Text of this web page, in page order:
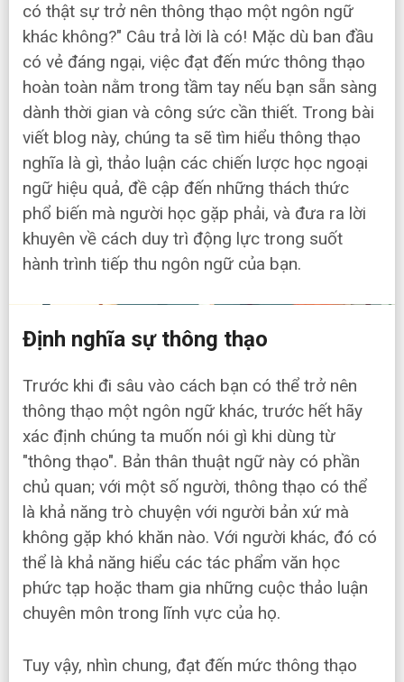
có thật sự trở nên thông thạo một ngôn ngữ
khác không?" Câu trả lời là có! Mặc dù ban đầu
có vẻ đáng ngại, việc đạt đến mức thông thạo
hoàn toàn nằm trong tầm tay nếu bạn sẵn sàng
dành thời gian và công sức cần thiết. Trong bài
viết blog này, chúng ta sẽ tìm hiểu thông thạo
nghĩa là gì, thảo luận các chiến lược học ngoại
ngữ hiệu quả, đề cập đến những thách thức
phổ biến mà người học gặp phải, và đưa ra lời
khuyên về cách duy trì động lực trong suốt
hành trình tiếp thu ngôn ngữ của bạn.
Định nghĩa sự thông thạo
Trước khi đi sâu vào cách bạn có thể trở nên
thông thạo một ngôn ngữ khác, trước hết hãy
xác định chúng ta muốn nói gì khi dùng từ
"thông thạo". Bản thân thuật ngữ này có phần
chủ quan; với một số người, thông thạo có thể
là khả năng trò chuyện với người bản xứ mà
không gặp khó khăn nào. Với người khác, đó có
thể là khả năng hiểu các tác phẩm văn học
phức tạp hoặc tham gia những cuộc thảo luận
chuyên môn trong lĩnh vực của họ.
Tuy vậy, nhìn chung, đạt đến mức thông thạo